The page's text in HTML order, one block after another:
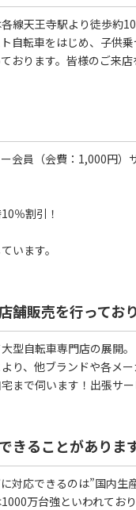
線天王寺駅より徒歩約
自転車をはじめ、子供
おります。皆様のご来店
会員（会費：1,000円
％割引！
います。
舗販売を行っており
型自転車専門店の展開。
り、他ブランドや各メ
まで伺います！出張サ
きることがあります
対応できるのは”国内生
万台強といわれてお